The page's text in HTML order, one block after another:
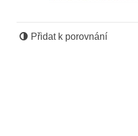
Přidat k porovnání